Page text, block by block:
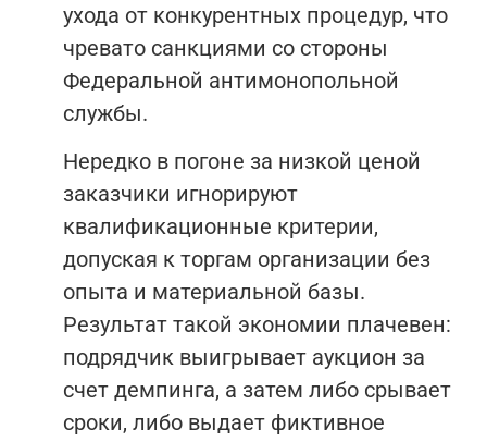
ухода от конкурентных процедур, что
чревато санкциями со стороны
Федеральной антимонопольной
службы.
Нередко в погоне за низкой ценой
заказчики игнорируют
квалификационные критерии,
допуская к торгам организации без
опыта и материальной базы.
Результат такой экономии плачевен:
подрядчик выигрывает аукцион за
счет демпинга, а затем либо срывает
сроки, либо выдает фиктивное